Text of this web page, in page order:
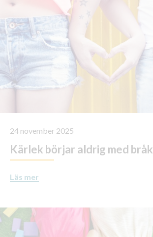
24 november 2025
Kärlek börjar aldrig med bråk
Läs mer